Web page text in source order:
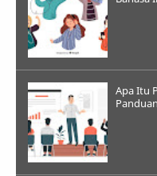
Apa Itu